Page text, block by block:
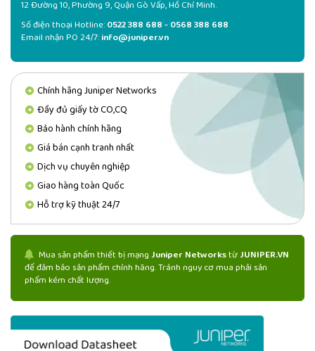
12 Đường 10, Phường 9, Quận Gò Vấp, Hồ Chí Minh.
Số điện thoại Hotline:0522 388 688 - 0568 388 688
Email nhận PO 24/7:info@juniper.vn
Chính hãng Juniper Networks
Đầy đủ giấy tờ CO,CQ
Bảo hành chính hãng
Giá bán cạnh tranh nhất
Dịch vụ chuyên nghiệp
Giao hàng toàn Quốc
Hỗ trợ kỹ thuật 24/7
Mua sản phẩm thiết bị mạngJuniper NetworkstừJUNIPER.VN
để đảm bảo sản phẩm chính hãng. Tránh nguy cơ mua phải sản
phẩm kém chất lượng.